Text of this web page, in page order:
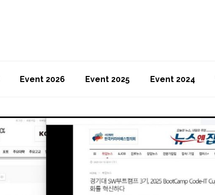
Event 2026 Event 2025 Event 2024